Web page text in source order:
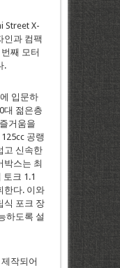
Street X-
인과 컴팩
째 모터
.
입문하
대 젊은층
거움을
공랭
고 신속한
박스는 최
크 1.1
한다. 이와
식 포크 장
하도록 설
작되어